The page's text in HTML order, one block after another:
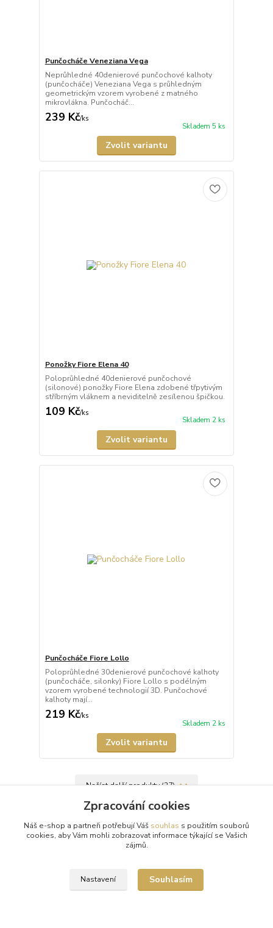
Punčocháče Veneziana Vega
Neprůhledné 40denierové punčochové kalhoty
(punčocháče) Veneziana Vega s průhledným
geometrickým vzorem vyrobené z matného
mikrovlákna. Punčocháč...
239 Kč/ks
Skladem 5 ks
Zvolit variantu
Ponožky Fiore Elena 40
Poloprůhledné 40denierové punčochové
(silonové) ponožky Fiore Elena zdobené třpytivým
stříbrným vláknem a neviditelně zesílenou špičkou.
109 Kč/ks
Skladem 2 ks
Zvolit variantu
Punčocháče Fiore Lollo
Poloprůhledné 30denierové punčochové kalhoty
(punčocháče, silonky) Fiore Lollo s podélným
vzorem vyrobené technologií 3D. Punčochové
kalhoty mají...
219 Kč/ks
Skladem 2 ks
Zvolit variantu
Načíst další produkty (27)
strana z 5 další
Zpracování cookies
Náš e-shop a partneři potřebují Váš souhlas s použitím souborů
cookies, aby Vám mohli zobrazovat informace týkající se Vašich
zájmů.
Nastavení Souhlasím